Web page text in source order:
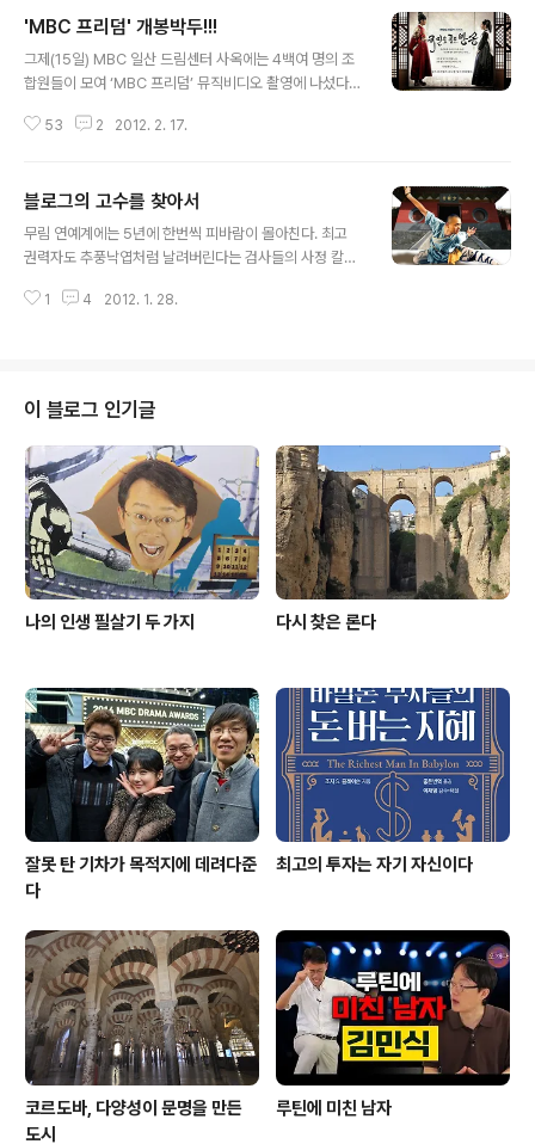
'MBC 프리덤' 개봉박두!!!
그제(15일) MBC 일산 드림센터 사옥에는 4백여 명의 조
합원들이 모여 ‘MBC 프리덤’ 뮤직비디오 촬영에 나섰다.
묵히 방송제작을 위해 힘써 온 경영부문 조합원과 엔지니
‘립덥’이란 ‘립싱크와 더빙’의 합성어로, 노래를 부르는 듯
이 연기를 하며 촬영하는 것인데 편집 없이 한 번에 찍는 경
우가 많다. 이번 뮤직비디오 촬영을 연출한 김민식 PD는
랐다.”며 “어느 드라마에서도 볼 수 없는 양질의 출연자들
53 2 2012. 2. 17.
블로그의 고수를 찾아서
무림 연예계에는 5년에 한번씩 피바람이 몰아친다. 최고
권력자도 추풍낙엽처럼 날려버린다는 검사들의 사정 칼날,
는 당할자가 없다는 취권 피디, 비리 파문에 날아가고, 영웅
없단 말인가. 예능문파 장로들이 모여 검사들과 맞설 최고
수를 찾아헤매는데... 이때 홀연히 나타난 스님, '검사들의
칼바람쯤이야, 소승이 상대하겠소이다!' 일갈하고 달려나
가 검사들과 일합을 겨루는데! 검사들이 초식을 쉼없이 펼
쳐보나, 하나도 먹혀들지 않는다. 공격하다 제 풀에 지친 검
사들 물러나고 예능계에 다시..
1 4 2012. 1. 28.
이 블로그 인기글
나의 인생 필살기 두 가지 다시 찾은 론다
잘못 탄 기차가 목적지에 데려다준
다
최고의 투자는 자기 자신이다
코르도바, 다양성이 문명을 만든
도시
루틴에 미친 남자